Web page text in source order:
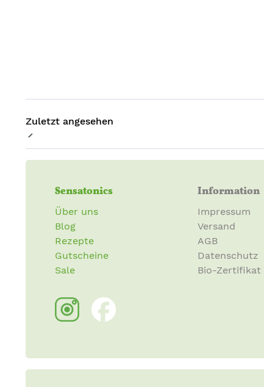
Zuletzt angesehen
Sensatonics
Über uns
Blog
Rezepte
Gutscheine
Sale
Information
Impressum
Versand
AGB
Datenschutz
Bio-Zertifikat